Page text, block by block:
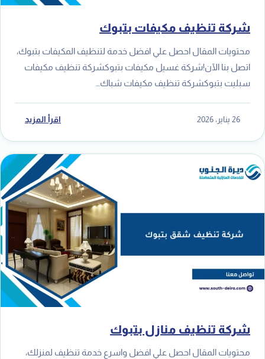
شركة تنظيف مكيفات بتبوك
محتويات المقال احصل علي افضل خدمة لتنظيف المكيفات بتبوك،
اتصل بنا الآن!شركة غسيل مكيفات بتبوكشركة تنظيف مكيفات
سبليت بتبوكشركة تنظيف مكيفات شباك…
26 يناير، 2026 اقرأ المزيد
شركة تنظيف منازل بتبوك
محتويات المقال احصل علي افضل واسرع خدمة تنظيف لمنزلك،